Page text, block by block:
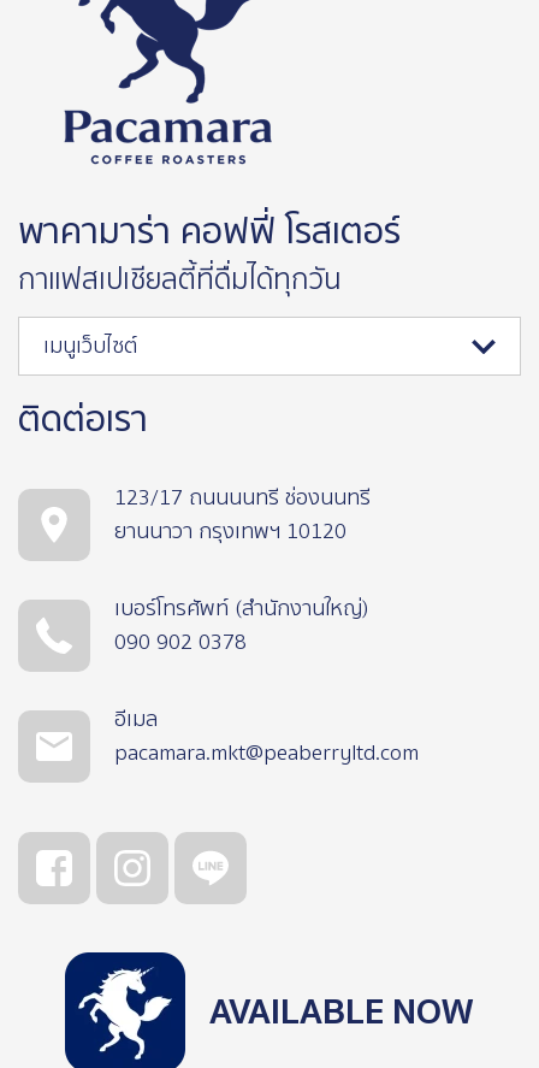
พาคามาร่า คอฟฟี่ โรสเตอร์
กาแฟสเปเชียลตี้ที่ดื่มได้ทุกวัน
เมนูเว็บไซต์
ติดต่อเรา
123/17 ถนนนนทรี ช่องนนทรี
ยานนาวา กรุงเทพฯ 10120
เบอร์โทรศัพท์ (สำนักงานใหญ่)
090 902 0378
อีเมล
pacamara.mkt@peaberryltd.com
AVAILABLE NOW